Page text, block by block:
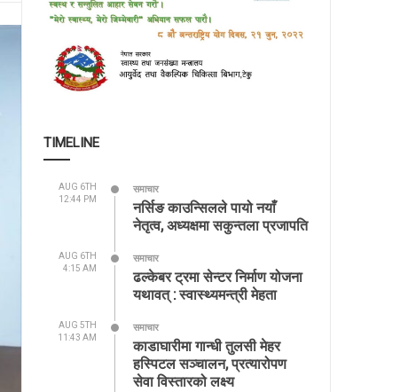
TIMELINE
AUG 6TH
12:44 PM
समाचार
नर्सिङ काउन्सिलले पायो नयाँ
नेतृत्व, अध्यक्षमा सकुन्तला प्रजापति
AUG 6TH
4:15 AM
समाचार
ढल्केबर ट्रमा सेन्टर निर्माण योजना
यथावत् : स्वास्थ्यमन्त्री मेहता
AUG 5TH
11:43 AM
समाचार
काडाघारीमा गान्धी तुलसी मेहर
हस्पिटल सञ्चालन, प्रत्यारोपण
सेवा विस्तारको लक्ष्य